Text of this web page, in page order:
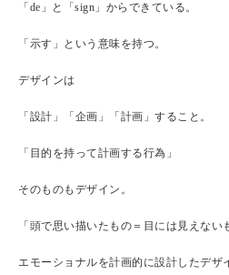
「de」と「sign」からできている。
「示す」という意味を持つ。
デザインは
「設計」「企画」「計画」すること。
「目的を持って計画する行為」
そのものもデザイン。
「頭で思い描いたもの＝目には見えない
エモーショナルを計画的に設計したデザ